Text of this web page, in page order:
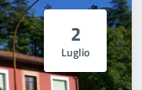
2
Luglio